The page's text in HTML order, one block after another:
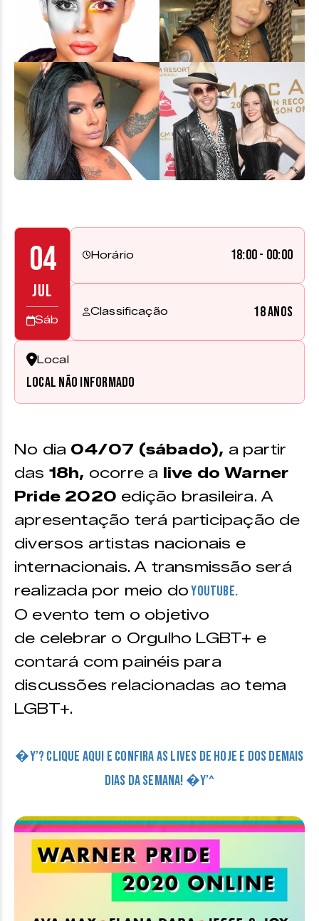
04
JUL
Sáb
Horário 18:00 - 00:00
Classificação 18 anos
Local
Local não informado
No dia 04/07 (sábado), a partir
das 18h, ocorre a live do Warner
Pride 2020 edição brasileira. A
apresentação terá participação de
diversos artistas nacionais e
internacionais. A transmissão será
realizada por meio doYoutube.
O evento tem o objetivo
de celebrar o Orgulho LGBT+ e
contará com painéis para
discussões relacionadas ao tema
LGBT+.
�Y’? CLIQUE AQUI E CONFIRA AS LIVES DE HOJE E DOS DEMAIS
DIAS DA SEMANA! �Y’^